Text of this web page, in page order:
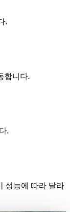
.
합니다.
.
성능에 따라 달라